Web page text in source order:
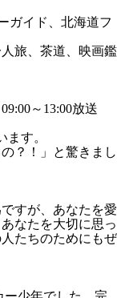
ガイド、北海道フ
旅、茶道、映画鑑
～13:00放送
す。
？！」と驚きまし
すが、あなたを愛
なたを大切に思っ
たちのためにもぜ